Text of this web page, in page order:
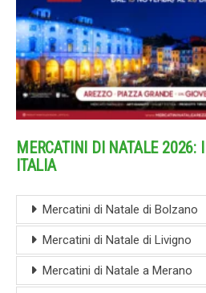
MERCATINI DI NATALE 2026:
ITALIA
Mercatini di Natale di Bolzano
Mercatini di Natale di Livigno
Mercatini di Natale a Merano